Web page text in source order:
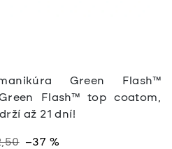
Green Flash™
Flash™ top coatom,
až 21 dní!
–37 %